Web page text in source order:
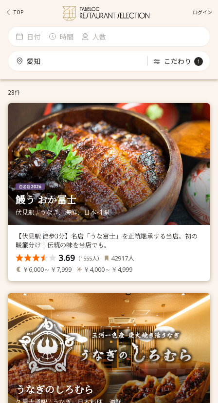
TOP ログイン
日付 時間 人数
愛知 こだわり 1
28件
鰻う おか冨士
伏見駅 / うなぎ、海鮮、日本料理
【伏見駅 徒歩3分】名店「うな富士」を正統継承する当店。初の
暖簾分け！伝統の味を当店でも。
3.69 （1555人） 42917人
￥6,000～￥7,999 ￥4,000～￥4,999
うなぎのしろむら